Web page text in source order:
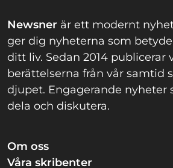
Newsner är ett modernt
ger dig nyheterna som
ditt liv. Sedan 2014 publicerar
berättelserna från vår samtid
djupet. Engagerande nyheter
dela och diskutera.
Om oss
Våra skribenter